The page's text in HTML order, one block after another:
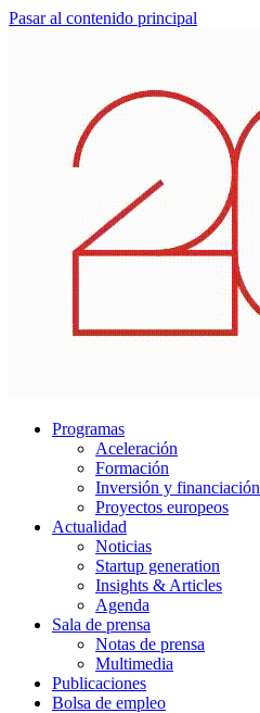
Pasar al contenido principal
Programas
Aceleración
Formación
Inversión y financiación
Proyectos europeos
Actualidad
Noticias
Startup generation
Insights & Articles
Agenda
Sala de prensa
Notas de prensa
Multimedia
Publicaciones
Bolsa de empleo